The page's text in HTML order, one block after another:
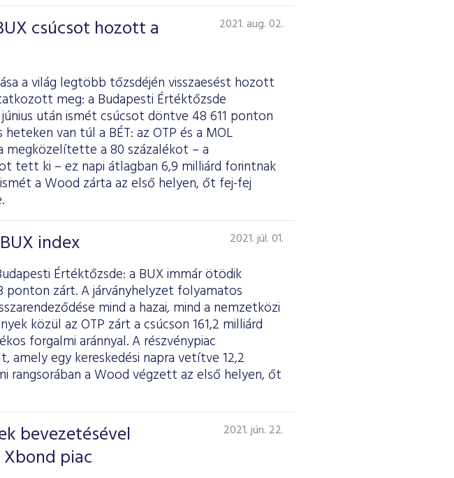
csúcsot hozott a
2021. aug. 02.
a világ legtöbb tőzsdéjén visszaesést hozott
meg: a Budapesti Értéktőzsde
után ismét csúcsot döntve 48 611 ponton
van túl a BÉT: az OTP és a MOL
megközelítette a 80 százalékot – a
tett ki – ez napi átlagban 6,9 milliárd forintnak
a Wood zárta az első helyen, őt fej-fej
index 2021. júl. 01.
Értéktőzsde: a BUX immár ötödik
ponton zárt. A járványhelyzet folyamatos
mind a hazai, mind a nemzetközi
közül az OTP zárt a csúcson 161,2 milliárd
forgalmi aránnyal. A részvénypiac
amely egy kereskedési napra vetítve 12,2
a Wood végzett az első helyen, őt
bevezetésével
piac
2021. jún. 22.